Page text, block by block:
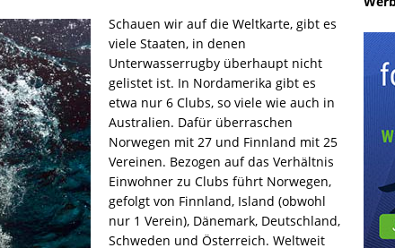
Schauen wir auf die Weltkarte, gibt es
viele Staaten, in denen
Unterwasserrugby überhaupt nicht
gelistet ist. In Nordamerika gibt es
etwa nur 6 Clubs, so viele wie auch in
Australien. Dafür überraschen
Norwegen mit 27 und Finnland mit 25
Vereinen. Bezogen auf das Verhältnis
Einwohner zu Clubs führt Norwegen,
gefolgt von Finnland, Island (obwohl
nur 1 Verein), Dänemark, Deutschland,
Schweden und Österreich. Weltweit